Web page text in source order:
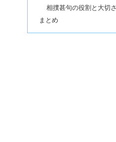
相撲甚句の役割と大切さ
まとめ